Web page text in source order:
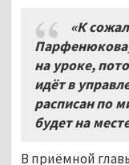
«К
Парфенюкова]
на уроке,
идёт в
расписан по
будет на
В приёмной